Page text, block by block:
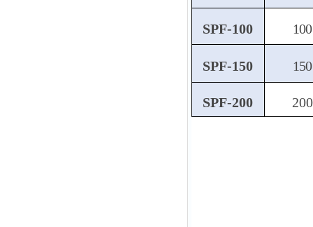
SPF-100 100
SPF-150 150
SPF-200 200